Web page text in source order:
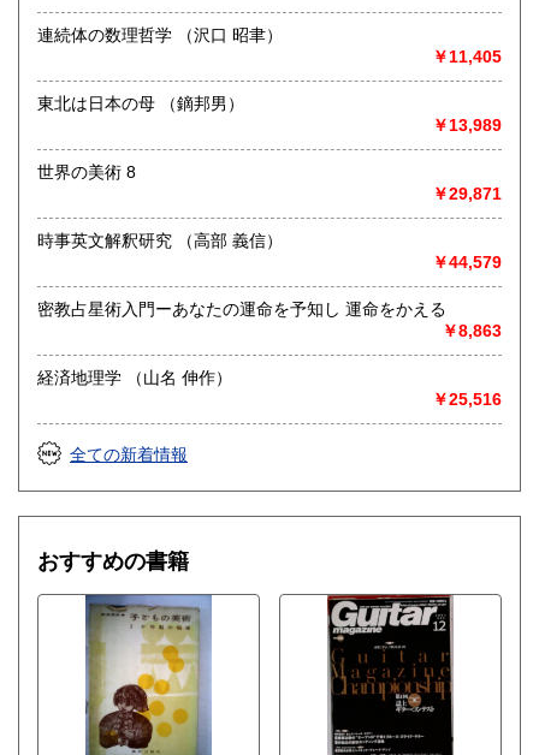
連続体の数理哲学 （沢口 昭聿）
￥11,405
東北は日本の母 （鏑邦男）
￥13,989
世界の美術 8
￥29,871
時事英文解釈研究 （高部 義信）
￥44,579
密教占星術入門ーあなたの運命を予知し 運命をかえる
￥8,863
経済地理学 （山名 伸作）
￥25,516
全ての新着情報
おすすめの書籍